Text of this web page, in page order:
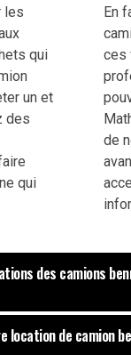
les
qui
un et
des
qui
En
ces
de
des camions
location de camion